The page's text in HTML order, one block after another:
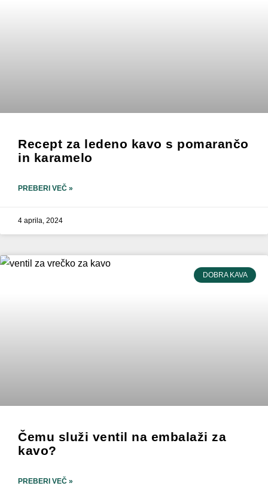
Recept za ledeno kavo s pomarančo
in karamelo
PREBERI VEČ »
4 aprila, 2024
DOBRA KAVA
Čemu služi ventil na embalaži za
kavo?
PREBERI VEČ »